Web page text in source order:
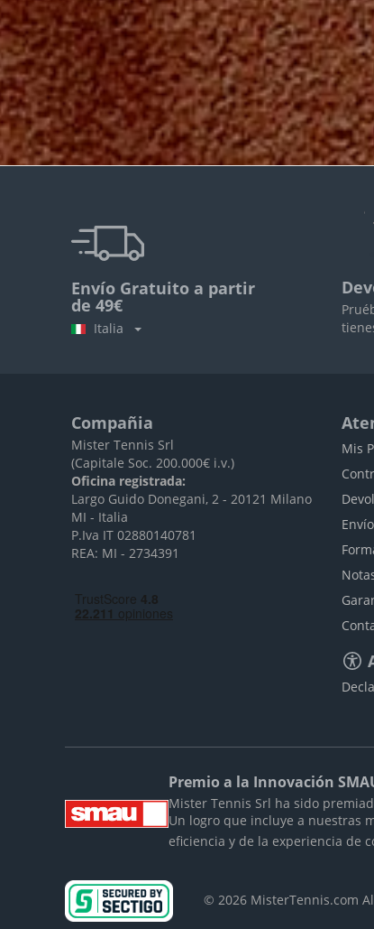
Envío Gratuito a partir
de 49€
Italia
Compañia
Mister Tennis Srl
(Capitale Soc. 200.000€ i.v.)
Oficina registrada:
Largo Guido Donegani, 2 - 20121 Milano
MI - Italia
P.Iva IT 02880140781
REA: MI - 2734391
Mis
Premio a la Innovación
Mister Tennis Srl ha sido
Un logro que incluye a nuestras
eficiencia y de la experiencia de
© 2026 MisterTennis.com